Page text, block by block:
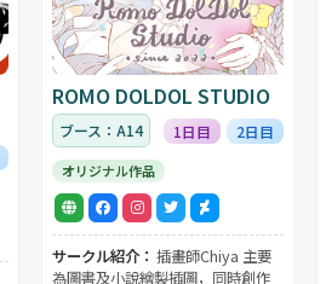
ROMO DOLDOL STUDIO
ブース：A14 1日目 2日目
オリジナル作品
サークル紹介： 插畫師Chiya 主要
為圖書及小說繪製插圖，同時創作